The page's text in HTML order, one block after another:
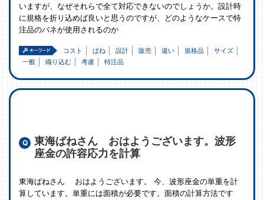
いますが、なぜそれらで全て対応できないのでしょうか。設計時
に規格を折り込めば良いと思うのですが、どのようなケースで特
注品のバネが使用されるのか
コスト ばね 設計 販売 違い 規格品
サイズ
一般
織り込む 考慮 特注品
東海ばねさん おはようございます。波形
座金の許容応力を計算
東海ばねさん おはようございます。 今、波形座金の単重を計
算しています。単重には面積が必要です。面積の計算方法です